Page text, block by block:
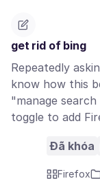
get rid of bing
Repeatedly
know how this
"manage
toggle to add
Đã khóa
Firefox